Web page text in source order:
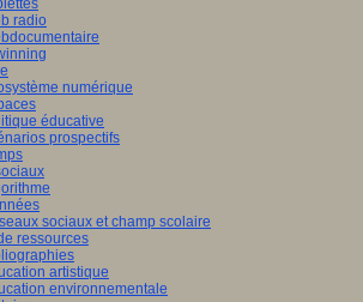
radio
numérique
éducative
prospectifs
sociaux et champ scolaire
ressources
artistique
environnementale